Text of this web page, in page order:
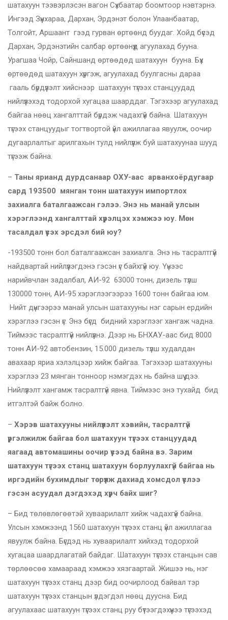
шатахуун тээвэрлэсэн вагон Сүхбаатар боомтоор нэвтэрнэ.
Ингээд Зүүнхараа, Дархан, Эрдэнэт болон Улаанбаатар,
Толгойт, Аршаант гээд гурван өртөөнд буудаг. Хойд бүсэд
Дархан, Эрдэнэтийн салбар өртөөнүүд агуулахад бууна.
Урагшаа Чойр, Сайншанд өртөөдөд шатахуун бууна. Бүх
өртөөдөд шатахуун хүргэж, агуулахад буулгасны дараа
гааль бүрдүүлэлт хийснээр шатахуун түгээх станцуудад
нийлүүлэхэд тодорхой хугацаа шаарддаг. Тэгэхээр агуулахад
байгаа нөөц хангалттай бүрдэж чадахгүй байна. Шатахуун
түгээх станцуудыг тогтвортой үйл ажиллагаа явуулж, оочир
дугаарлалтыг арилгахын тулд нийлүүлж буй шатахуунаа шууд
түгээж байна.
– Таны ярианд дурдсанаар ОХУ-аас арванхоёрдугаар
сард 193500 мянган тонн шатахуун импортлох
захиалга баталгаажсан гэлээ. Энэ нь манай улсын
хэрэглээнд хангалттай хүрэлцэх хэмжээ юу. Мөн
тасалдал үүсэх эрсдэл бий юу?
-193500 тонн бол баталгаажсан захиалга. Энэ нь тасралтгүй
найдвартай нийлүүлэгдэнэ гэсэн үг байхгүй юу. Үүнээс
нарийвчлан задалбал, АИ-92 63000 тонн, дизель түлш
130000 тонн, АИ-95 хэрэглээгээрээ 1600 тонн байгаа юм.
Нийт дүнгээрээ манай улсын шатахууны нэг сарын ердийн
хэрэглээ гэсэн үг. Энэ бүгд бидний хэрэглээг хангаж чадна.
Тиймээс тасралтгүй нийлүүлнэ. Дээр нь БНХАУ-аас бид 8000
тонн АИ-92 автобензин, 15.000 дизель түлш худалдан
авахаар яриа хэлэлцээр хийж байгаа. Тэгэхээр шатахууны
хэрэглээ 23 мянган тонноор нэмэгдэх нь байна шүү дээ.
Нийлүүлэлт хангамж тасралтгүй явна. Тиймээс энэ тухайд бид
итгэлтэй байж болно.
– Хэрэв шатахууны нийлүүлэлт хэвийн, тасралтгүй
үргэлжилж байгаа бол шатахуун түгээх станцуудад
яагаад автомашины оочир үүсээд байна вэ. Зарим
шатахуун түгээх станц шатахуун борлуулахгүй байгаа нь
иргэдийн бухимдлыг төрүүлж дахиад хомсдол үүслээ
гэсэн асуудал дэгдэхэд хүрч байх шиг?
– Бид төлөвлөгөөтэй хуваарилалт хийж чадахгүй байна.
Улсын хэмжээнд 1560 шатахуун түгээх станц үйл ажиллагаа
явуулж байна. Бүгдэд нь хуваарилалт хийхэд тодорхой
хугацаа шаардлагатай байдаг. Шатахуун түгээх станцын сав
төрлөөсөө хамаараад хэмжээ хязгаартай. Жишээ нь, нэг
шатахуун түгээх станц дээр бид оочирлоод байвал тэр
шатахуун түгээх станцын үлдэгдэл нөөц дуусна. Бид
агуулахаас шатахуун түгээх станц руу бүтээгдэхүүнээ түгээхэд